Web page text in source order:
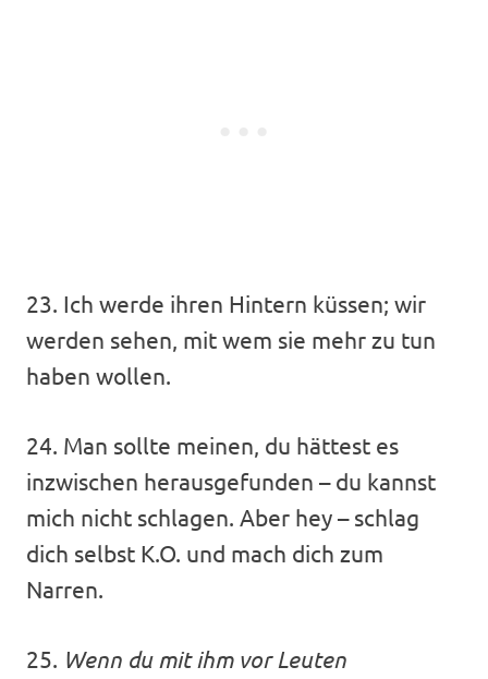
23. Ich werde ihren Hintern küssen; wir
werden sehen, mit wem sie mehr zu tun
haben wollen.
24. Man sollte meinen, du hättest es
inzwischen herausgefunden – du kannst
mich nicht schlagen. Aber hey – schlag
dich selbst K.O. und mach dich zum
Narren.
25. Wenn du mit ihm vor Leuten